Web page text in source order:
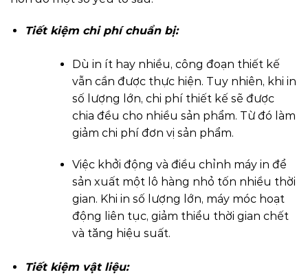
Tiết kiệm chi phí chuẩn bị:
Dù in ít hay nhiều, công đoạn thiết kế
vẫn cần được thực hiện. Tuy nhiên, khi in
số lượng lớn, chi phí thiết kế sẽ được
chia đều cho nhiều sản phẩm. Từ đó làm
giảm chi phí đơn vị sản phẩm.
Việc khởi động và điều chỉnh máy in để
sản xuất một lô hàng nhỏ tốn nhiều thời
gian. Khi in số lượng lớn, máy móc hoạt
động liên tục, giảm thiểu thời gian chết
và tăng hiệu suất.
Tiết kiệm vật liệu: